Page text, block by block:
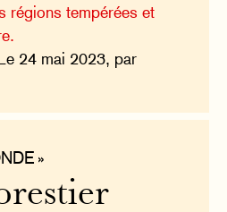
régions tempérées et
24 mai 2023, par
»